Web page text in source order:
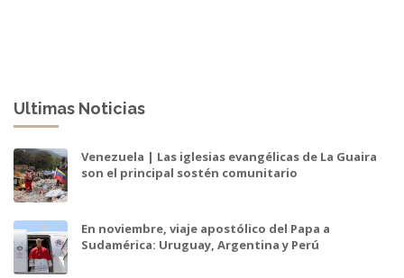
Ultimas Noticias
Venezuela | Las iglesias evangélicas de La Guaira
son el principal sostén comunitario
En noviembre, viaje apostólico del Papa a
Sudamérica: Uruguay, Argentina y Perú